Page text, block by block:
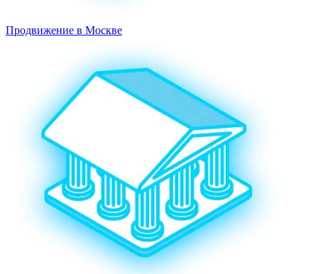
Продвижение в Москве